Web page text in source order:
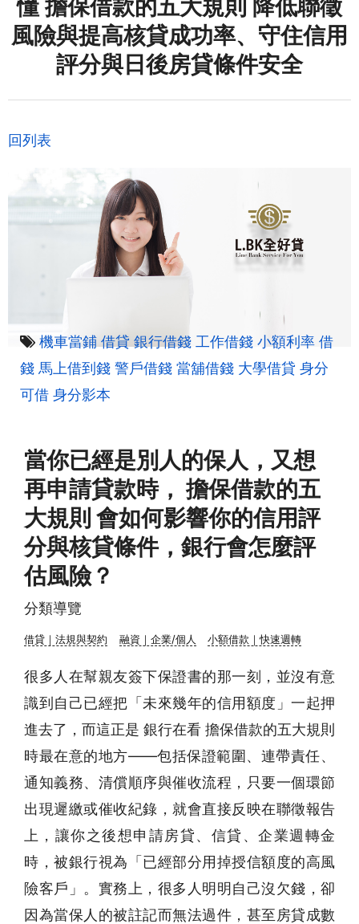
懂 擔保借款的五大規則 降低聯徵
風險與提高核貸成功率、守住信用
評分與日後房貸條件安全
回列表
機車當鋪 借貸 銀行借錢 工作借錢 小額利率 借
錢 馬上借到錢 警戶借錢 當舖借錢 大學借貸 身分
可借 身分影本
當你已經是別人的保人，又想
再申請貸款時， 擔保借款的五
大規則 會如何影響你的信用評
分與核貸條件，銀行會怎麼評
估風險？
分類導覽
借貸｜法規與契約 融資｜企業/個人 小額借款｜快速週轉
很多人在幫親友簽下保證書的那一刻，並沒有意
識到自己已經把「未來幾年的信用額度」一起押
進去了，而這正是 銀行在看 擔保借款的五大規則
時最在意的地方——包括保證範圍、連帶責任、
通知義務、清償順序與催收流程，只要一個環節
出現遲繳或催收紀錄，就會直接反映在聯徵報告
上，讓你之後想申請房貸、信貸、企業週轉金
時，被銀行視為「已經部分用掉授信額度的高風
險客戶」。實務上，很多人明明自己沒欠錢，卻
因為當保人的被註記而無法過件，甚至房貸成數